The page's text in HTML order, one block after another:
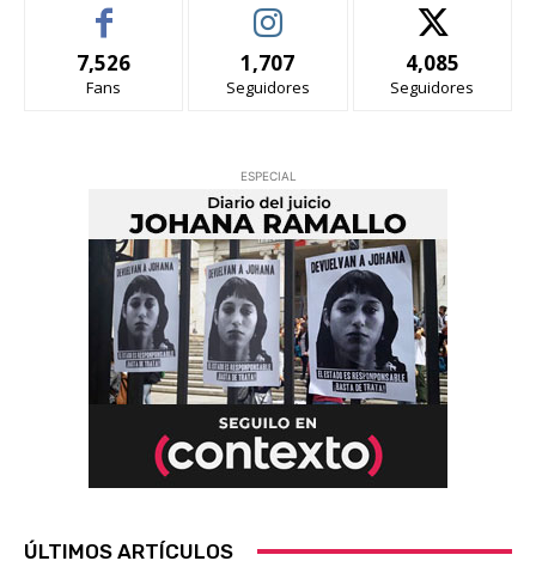
7,526
Fans
1,707
Seguidores
4,085
Seguidores
ESPECIAL
ÚLTIMOS ARTÍCULOS